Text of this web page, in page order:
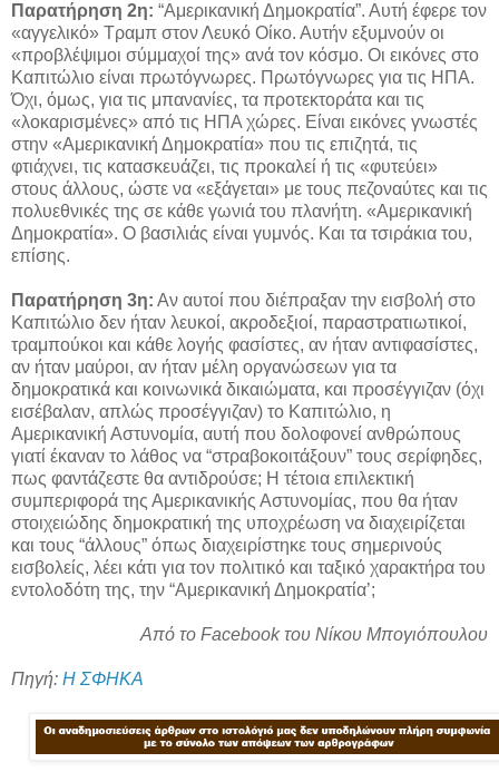
Παρατήρηση 2η: “Αμερικανική Δημοκρατία”. Αυτή έφερε τον
«αγγελικό» Τραμπ στον Λευκό Οίκο. Αυτήν εξυμνούν οι
«προβλέψιμοι σύμμαχοί της» ανά τον κόσμο. Οι εικόνες στο
Καπιτώλιο είναι πρωτόγνωρες. Πρωτόγνωρες για τις ΗΠΑ.
Όχι, όμως, για τις μπανανίες, τα προτεκτοράτα και τις
«λοκαρισμένες» από τις ΗΠΑ χώρες. Είναι εικόνες γνωστές
στην «Αμερικανική Δημοκρατία» που τις επιζητά, τις
φτιάχνει, τις κατασκευάζει, τις προκαλεί ή τις «φυτεύει»
στους άλλους, ώστε να «εξάγεται» με τους πεζοναύτες και τις
πολυεθνικές της σε κάθε γωνιά του πλανήτη. «Αμερικανική
Δημοκρατία». Ο βασιλιάς είναι γυμνός. Και τα τσιράκια του,
επίσης.
Παρατήρηση 3η: Αν αυτοί που διέπραξαν την εισβολή στο
Καπιτώλιο δεν ήταν λευκοί, ακροδεξιοί, παραστρατιωτικοί,
τραμπούκοι και κάθε λογής φασίστες, αν ήταν αντιφασίστες,
αν ήταν μαύροι, αν ήταν μέλη οργανώσεων για τα
δημοκρατικά και κοινωνικά δικαιώματα, και προσέγγιζαν (όχι
εισέβαλαν, απλώς προσέγγιζαν) το Καπιτώλιο, η
Αμερικανική Αστυνομία, αυτή που δολοφονεί ανθρώπους
γιατί έκαναν το λάθος να “στραβοκοιτάξουν” τους σερίφηδες,
πως φαντάζεστε θα αντιδρούσε; Η τέτοια επιλεκτική
συμπεριφορά της Αμερικανικής Αστυνομίας, που θα ήταν
στοιχειώδης δημοκρατική της υποχρέωση να διαχειρίζεται
και τους “άλλους” όπως διαχειρίστηκε τους σημερινούς
εισβολείς, λέει κάτι για τον πολιτικό και ταξικό χαρακτήρα του
εντολοδότη της, την “Αμερικανική Δημοκρατία’;
Από το Facebook του Νίκου Μπογιόπουλου
Πηγή: Η ΣΦΗΚΑ